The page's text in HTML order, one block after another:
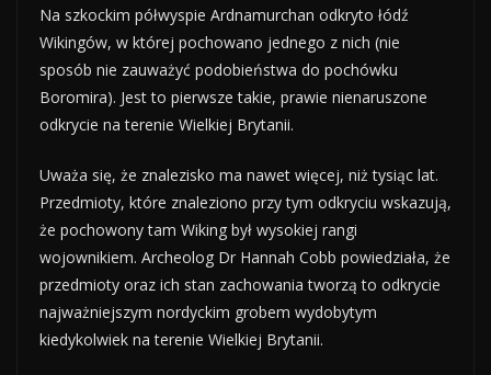
Na szkockim półwyspie Ardnamurchan odkryto łódź
Wikingów, w której pochowano jednego z nich (nie
sposób nie zauważyć podobieństwa do pochówku
Boromira). Jest to pierwsze takie, prawie nienaruszone
odkrycie na terenie Wielkiej Brytanii.
Uważa się, że znalezisko ma nawet więcej, niż tysiąc lat.
Przedmioty, które znaleziono przy tym odkryciu wskazują,
że pochowony tam Wiking był wysokiej rangi
wojownikiem. Archeolog Dr Hannah Cobb powiedziała, że
przedmioty oraz ich stan zachowania tworzą to odkrycie
najważniejszym nordyckim grobem wydobytym
kiedykolwiek na terenie Wielkiej Brytanii.